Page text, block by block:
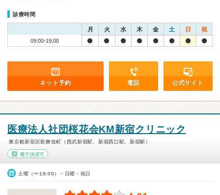
診療時間
月 火 水 木 金 土 日 祝
09:00-19:00
ネット予約 電話 公式サイト
医療法人社団桜花会KM新宿クリニック
東京都新宿区歌舞伎町（西武新宿駅、新宿西口駅、新宿駅）
電子決済可
土曜（〜19:00）・日曜・祝日